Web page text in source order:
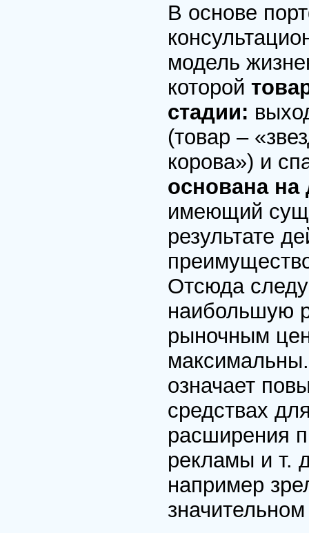
В основе
модель
которой
стадии:
(товар –
корова») и
основана
имеющий
результате
Отсюда
наибольшую
рыночным
означает
средствах
расширения
рекламы и т.
например